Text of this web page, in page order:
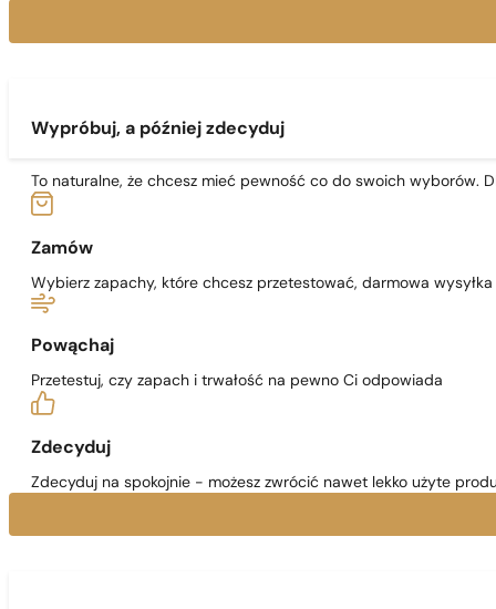
Wypróbuj, a później zdecyduj
To naturalne, że chcesz mieć pewność co do swoich wyborów.
Zamów
Wybierz zapachy, które chcesz przetestować, darmowa wysyłka
Powąchaj
Przetestuj, czy zapach i trwałość na pewno Ci odpowiada
Zdecyduj
Zdecyduj na spokojnie - możesz zwrócić nawet lekko użyte